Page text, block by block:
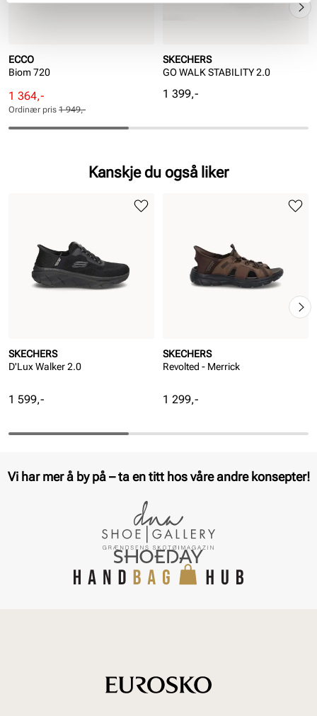
ECCO
Biom 720
Rabattert
pris
Pris
1 364,-
Ordinær
pris
Pris
Ordinær pris 1 949,-
SKECHERS
GO WALK STABILITY 2.0
Pris
1 399,-
Kanskje du også liker
SKECHERS
D'Lux Walker 2.0
Pris
1 599,-
SKECHERS
Revolted - Merrick
Pris
1 299,-
Vi har mer å by på – ta en titt hos våre andre konsepter!